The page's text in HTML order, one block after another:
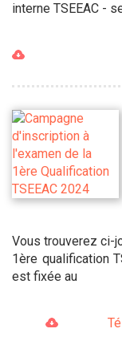
interne TSEEAC -
Vous trouverez ci-
1ère qualification
est fixée au